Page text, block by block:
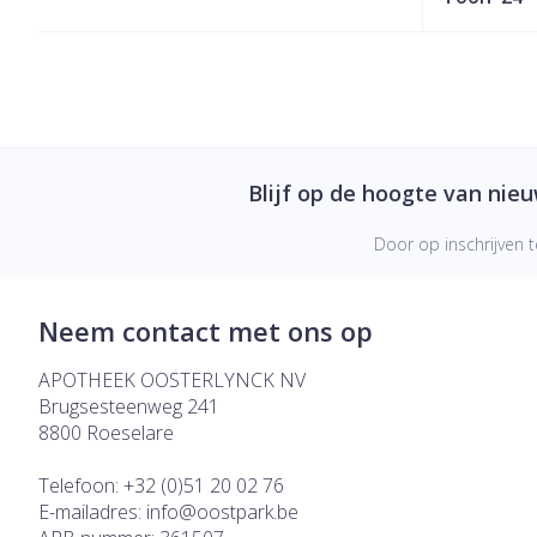
Blijf op de hoogte van
Door op inschrijven
Neem contact met ons op
APOTHEEK OOSTERLYNCK NV
Brugsesteenweg 241
8800 Roeselare
Telefoon: +32 (0)51 20 02 76
E-mailadres: info@oostpark.be